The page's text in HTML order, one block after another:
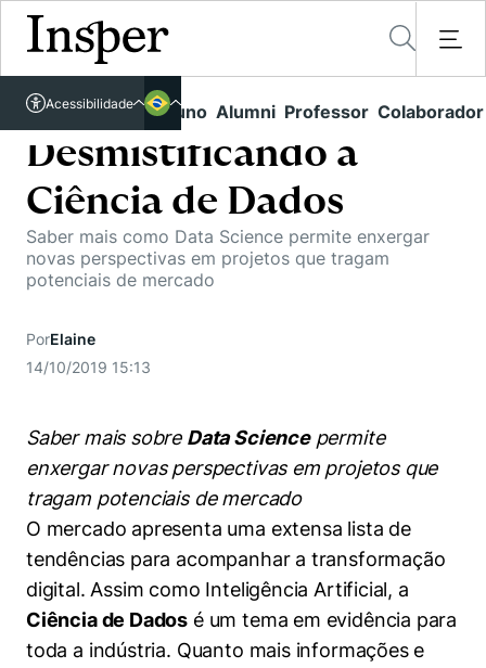
Links rápidos Aluno Alumni Professor Colaborador
Acessibilidade
Acessível em libras
Todas as Engenharias
Engenharia de Computação
Pós-Graduação
O Insper
Campus
Student Life
Hub de Inovação e Empreendedorismo
Como funciona
Prêmio Duda Ermírio de Moraes
Como funciona
Resolução Eficaz de Problemas
Oportunidade de Negócios
Women in Action
Trabalhe conosco
Sala de Imprensa
Comunidade Transforme
Missão
Projetos Sociais
Lista de doadores
Pesquisa
Pesquisa no Insper
Cátedras
Centro de Dados e IA
Biblioteca Telles
Repositório Institucional
Pesquisa na Graduação
Seminários Acadêmicos
Conteúdos
Eventos
Newsletters
Notícias
Youtube
Instagram
Linkedin
Gestão e Economia
Engenharia e Ciência da Computação
Direito
Corpo Docente
Busca por docentes
Áreas de Conhecimento
Prêmios de Excelência
Fale Conosco
Atendimento
Visite o Insper
Canal de Ética
Desmistificando a
Ciência de Dados
Saber mais como Data Science permite enxergar
novas perspectivas em projetos que tragam
potenciais de mercado
PorElaine
14/10/2019 15:13
Saber mais sobre Data Sciencepermite
enxergar novas perspectivas em projetos que
tragam potenciais de mercado
O mercado apresenta uma extensa lista de
tendências para acompanhar a transformação
digital. Assim como Inteligência Artificial, a
Ciência de Dados é um tema em evidência para
toda a indústria. Quanto mais informações e